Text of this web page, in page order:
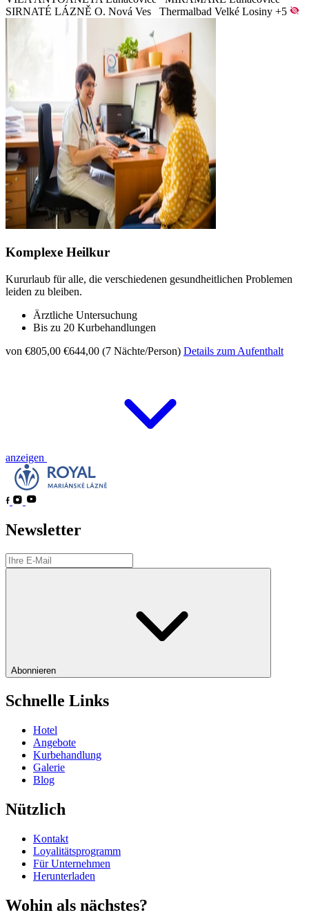
SIRNATÉ LÁZNĚ O. Nová Ves
Thermalbad Velké Losiny +5
Komplexe Heilkur
Kururlaub für alle, die verschiedenen gesundheitlichen Problemen
leiden zu bleiben.
Ärztliche Untersuchung
Bis zu 20 Kurbehandlungen
von €805,00 €644,00 (7 Nächte/Person) Details zum Aufenthalt
anzeigen
Newsletter
Abonnieren
Schnelle Links
Hotel
Angebote
Kurbehandlung
Galerie
Blog
Nützlich
Kontakt
Loyalitätsprogramm
Für Unternehmen
Herunterladen
Wohin als nächstes?